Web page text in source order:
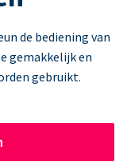
de bediening van
gemakkelijk en
gebruikt.